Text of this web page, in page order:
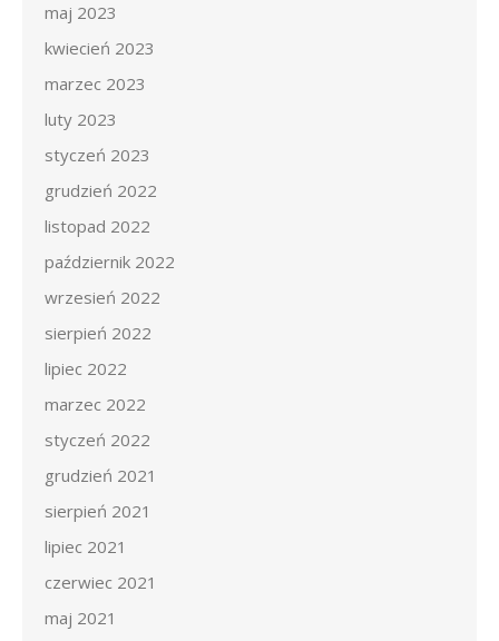
maj 2023
kwiecień 2023
marzec 2023
luty 2023
styczeń 2023
grudzień 2022
listopad 2022
październik 2022
wrzesień 2022
sierpień 2022
lipiec 2022
marzec 2022
styczeń 2022
grudzień 2021
sierpień 2021
lipiec 2021
czerwiec 2021
maj 2021